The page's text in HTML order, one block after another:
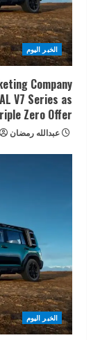
الخبر اليوم
Company
V7 Series as
Zero Offer
عبدالله رمضان
الخبر اليوم